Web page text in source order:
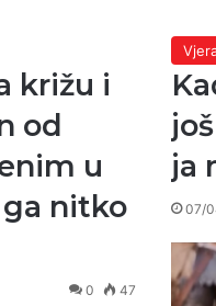
križu i
od
u
nitko
0 47
ja
07/